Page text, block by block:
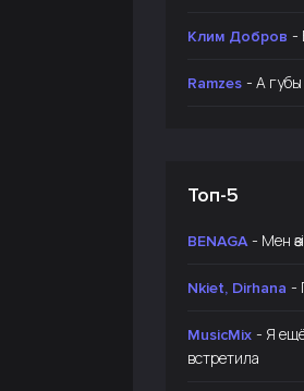
Клим Добров -
Ramzes - А губы
Топ-5
BENAGA - Мен
Nkiet, Dirhana -
MusicMix - Я
встретила